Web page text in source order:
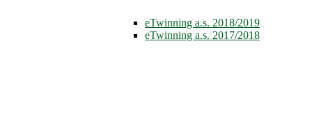
eTwinning a.s. 2018/2019
eTwinning a.s. 2017/2018